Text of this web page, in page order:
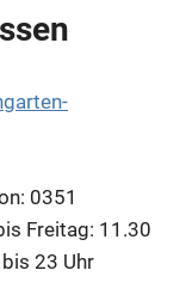
0351
Freitag: 11.30
23 Uhr